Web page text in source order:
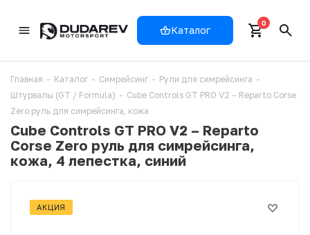
Каталог
0
Главная - Каталог - Симрейсинг - Рули для симрейсинга -
Штурвалы (GT / Formula) - Cube Controls GT PRO V2 – Reparto Corse
Zero руль для симрейсинга, кожа
Cube Controls GT PRO V2 – Reparto
Corse Zero руль для симрейсинга,
кожа, 4 лепестка, синий
АКЦИЯ